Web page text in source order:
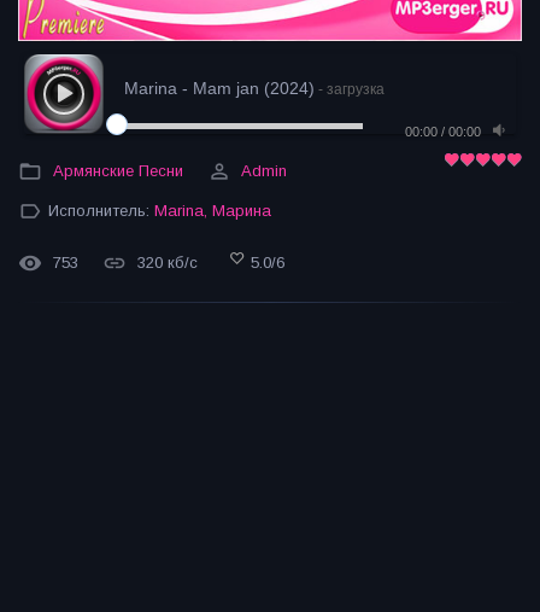
Marina - Mam jan (2024) - загрузка
00:00 / 00:00
Армянские Песни Admin
Исполнитель: Marina Марина
753 320 кб/с 5.0/6